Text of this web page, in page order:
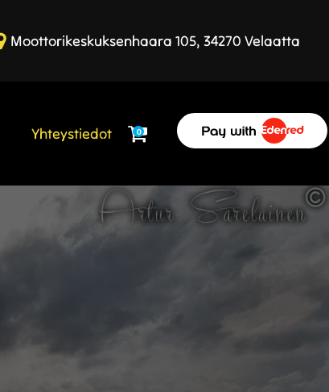
Moottorikeskuksenhaara 105, 34270 Velaatta
Yhteystiedot 0